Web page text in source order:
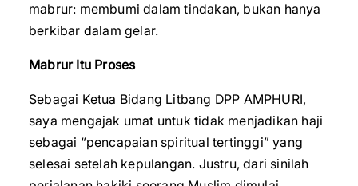
mabrur: membumi dalam tindakan, bukan hanya
berkibar dalam gelar.
Mabrur Itu Proses
Sebagai Ketua Bidang Litbang DPP AMPHURI,
saya mengajak umat untuk tidak menjadikan haji
sebagai “pencapaian spiritual tertinggi” yang
selesai setelah kepulangan. Justru, dari sinilah